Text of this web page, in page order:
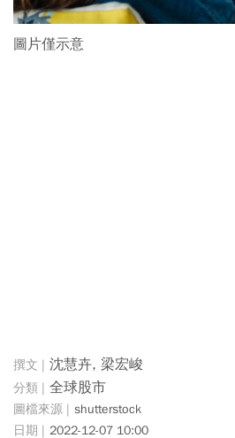
圖片僅示意
沈慧卉, 梁宏峻
全球股市
shutterstock
2022-12-07 10:00